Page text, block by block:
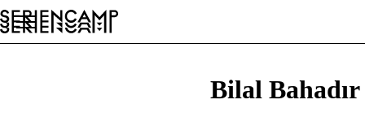
FestivalConference
Bilal Bahadır